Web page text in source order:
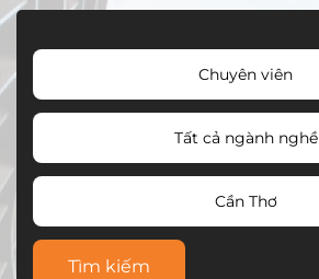
Chuyên viên
Tất cả ngành nghề
Cần Thơ
Tìm kiếm